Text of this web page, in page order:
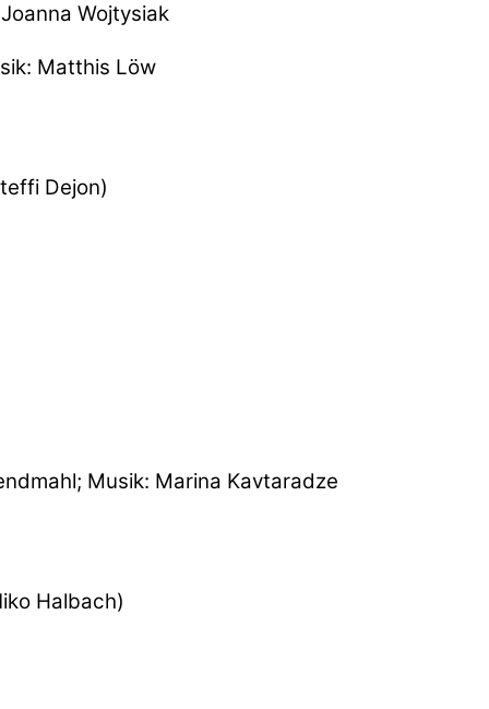
Wojtysiak
Matthis Löw
Dejon)
Musik: Marina Kavtaradze
Halbach)